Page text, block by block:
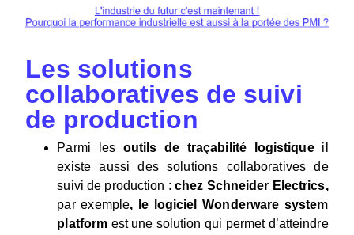
Les solutions
collaboratives de suivi
de production
Parmi les outils de traçabilité logistiqueil
existe aussi des solutions collaboratives de
suivi de production : chez Schneider Electrics,
par exemple, le logiciel Wonderware system
platform est une solution qui permet d’atteindre